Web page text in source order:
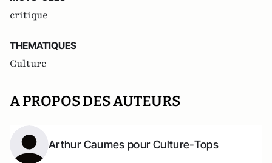
critique
THEMATIQUES
Culture
A PROPOS DES AUTEURS
Arthur Caumes pour Culture-Tops